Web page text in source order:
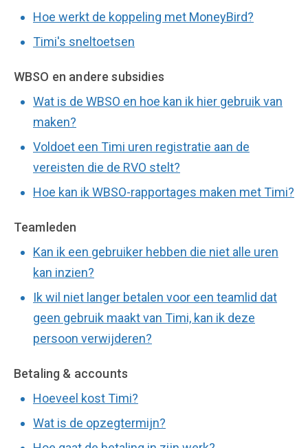
Hoe werkt de koppeling met MoneyBird?
Timi's sneltoetsen
WBSO en andere subsidies
Wat is de WBSO en hoe kan ik hier gebruik van
maken?
Voldoet een Timi uren registratie aan de
vereisten die de RVO stelt?
Hoe kan ik WBSO-rapportages maken met Timi?
Teamleden
Kan ik een gebruiker hebben die niet alle uren
kan inzien?
Ik wil niet langer betalen voor een teamlid dat
geen gebruik maakt van Timi, kan ik deze
persoon verwijderen?
Betaling & accounts
Hoeveel kost Timi?
Wat is de opzegtermijn?